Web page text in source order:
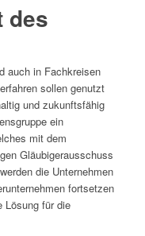
des
auch in Fachkreisen
sollen genutzt
und zukunftsfähig
ein
mit dem
Gläubigerausschuss
die Unternehmen
fortsetzen
Lösung für die